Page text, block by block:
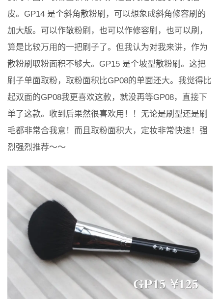
皮。GP14 是个斜角散粉刷，可以想象成斜角修容刷的
加大版。可以作散粉刷，也可以作修容刷，也可以刷，
算是比较万用的一把刷子了。但我认为对我来讲，作为
散粉刷取粉面积不够大。GP15 是个坡型散粉刷。这把
刷子单面取粉，取粉面积比GP08的单面还大。我觉得比
起双面的GP08我更喜欢这款，就没再等GP08，直接下
单了这款。收到后果然很喜欢用！！无论是刷型还是刷
毛都非常合我意！而且取粉面积大，定妆非常快速！强
烈强烈推荐～～